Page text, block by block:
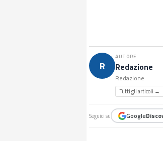
R
AUTORE
Redazione
Redazione
Tutti gli articoli →
Seguici su Google